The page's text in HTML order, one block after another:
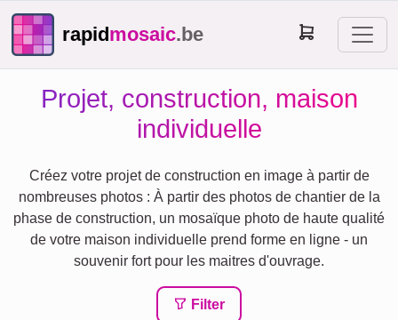
rapidmosaic.be
Projet, construction, maison
individuelle
Créez votre projet de construction en image à partir de
nombreuses photos : À partir des photos de chantier de la
phase de construction, un mosaïque photo de haute qualité
de votre maison individuelle prend forme en ligne - un
souvenir fort pour les maitres d'ouvrage.
Filter